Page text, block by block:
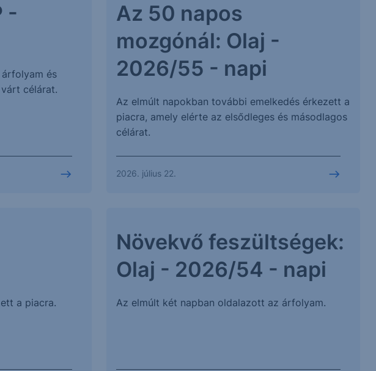
-
és
célárat.
Az 50 napos
mozgónál: Olaj -
2026/55 - napi
Az elmúlt napokban további emelkedés érkezett a
piacra, amely elérte az elsődleges és másodlagos
célárat.
2026. július 22.
a piacra.
Növekvő feszültségek:
Olaj - 2026/54 - napi
Az elmúlt két napban oldalazott az árfolyam.